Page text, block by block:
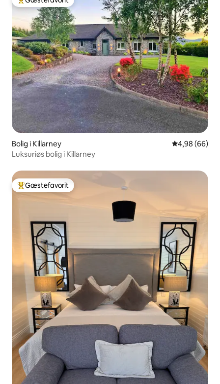
Bedste gæstefavorit
Bolig i Killarney 4,98 ud af 5 i
4,98 (66)
Luksuriøs bolig i Killarney
Bedste gæstefavorit
Gæstefavorit